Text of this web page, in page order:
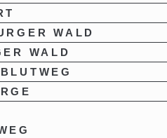
WALD
WALD